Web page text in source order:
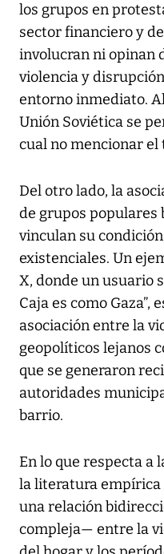
los grupos en
sector financiero y
involucran ni opinan
violencia y
entorno inmediato.
Unión Soviética se
cual no mencionar el
Del otro lado, la
de grupos populares
vinculan su
existenciales. Un
X, donde un usuario
Caja es como Gaza”,
asociación entre la
geopolíticos lejanos
que se generaron
autoridades
barrio.
En lo que respecta a
la literatura
una relación
compleja— entre la